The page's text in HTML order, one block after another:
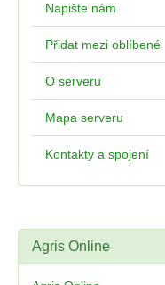
Napište nám
Přidat mezi oblíbené
O serveru
Mapa serveru
Kontakty a spojení
Agris Online